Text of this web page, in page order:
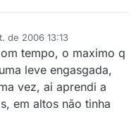
de 2006 13:13
tempo, o maximo q
leve engasgada,
vez, ai aprendi a
em altos não tinha